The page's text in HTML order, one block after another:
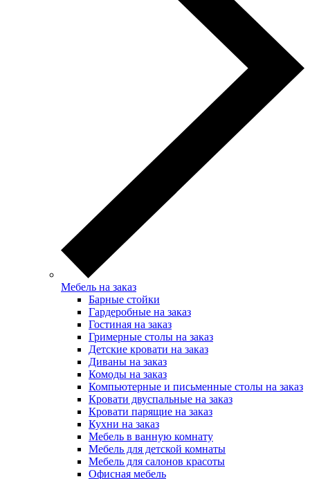
Мебель на заказ
Барные стойки
Гардеробные на заказ
Гостиная на заказ
Гримерные столы на заказ
Детские кровати на заказ
Диваны на заказ
Комоды на заказ
Компьютерные и письменные столы на заказ
Кровати двуспальные на заказ
Кровати парящие на заказ
Кухни на заказ
Мебель в ванную комнату
Мебель для детской комнаты
Мебель для салонов красоты
Офисная мебель